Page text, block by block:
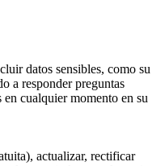
datos sensibles, como su
a responder preguntas
en cualquier momento en su
actualizar, rectificar